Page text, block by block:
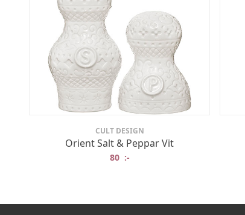
CULT DESIGN
Orient Salt & Peppar Vit
80 :-